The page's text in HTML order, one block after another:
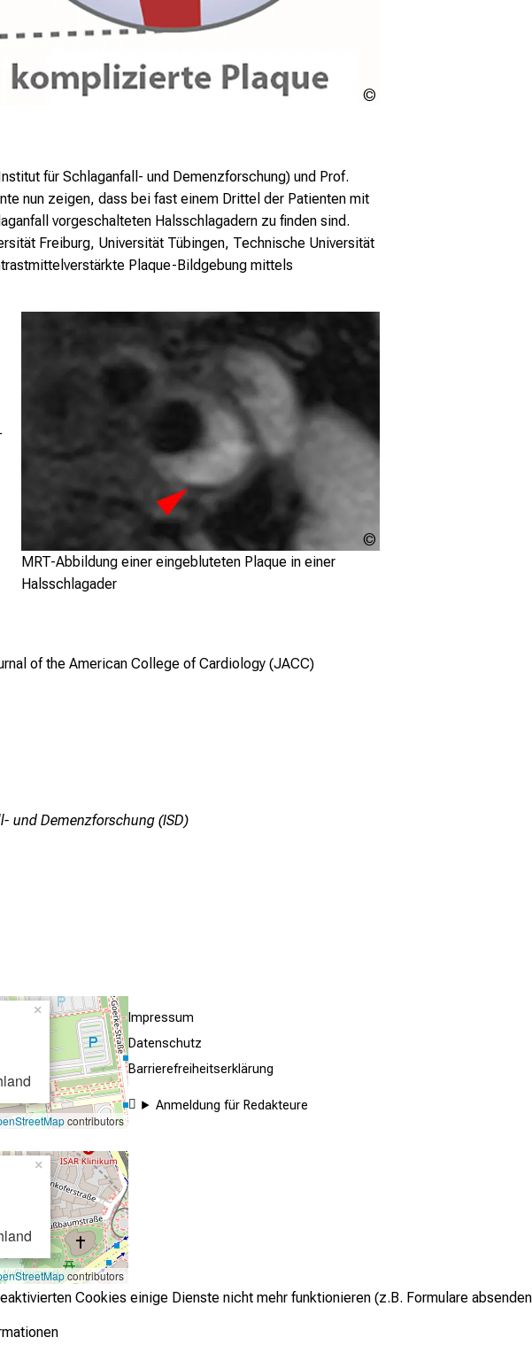
Cookies einige Dienste nicht mehr funktionieren (z.B. Formulare
für Schlaganfall- und Demenzforschung) und Prof.
nun zeigen, dass bei fast einem Drittel der Patienten mit
vorgeschalteten Halsschlagadern zu finden sind.
Freiburg, Universität Tübingen, Technische Universität
Plaque-Bildgebung mittels
MRT-Abbildung einer eingebluteten Plaque in einer
Halsschlagader
of the American College of Cardiology (JACC)
und Demenzforschung (ISD)
×
contributors
×
contributors
Impressum
Datenschutz
Barrierefreiheitserklärung
Anmeldung für Redakteure